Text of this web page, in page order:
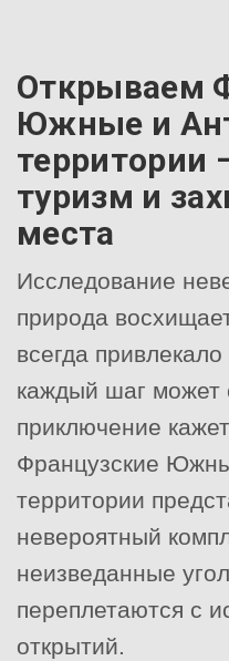
Открываем
Южные и
территории
туризм и
места
Исследование
природа
всегда
каждый шаг может
приключение
Французские
территории
невероятный
неизведанные
переплетаются с
открытий.